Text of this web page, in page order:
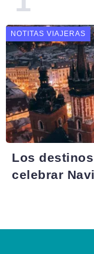
NOTITAS VIAJERAS
Los
celebrar